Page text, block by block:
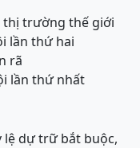
thị trường thế giới
lần thứ hai
rã
lần thứ nhất
lệ dự trữ bắt buộc,